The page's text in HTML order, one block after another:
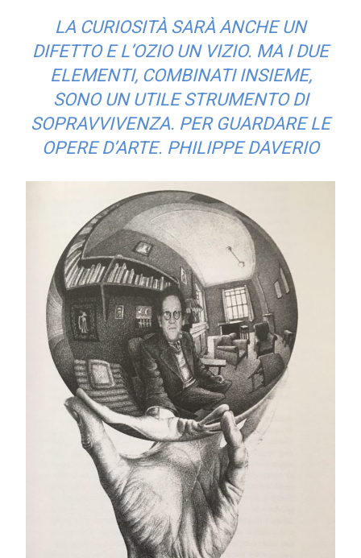
LA CURIOSITÀ SARÀ ANCHE UN
DIFETTO E L’OZIO UN VIZIO. MA I DUE
ELEMENTI, COMBINATI INSIEME,
SONO UN UTILE STRUMENTO DI
SOPRAVVIVENZA. PER GUARDARE LE
OPERE D’ARTE. PHILIPPE DAVERIO